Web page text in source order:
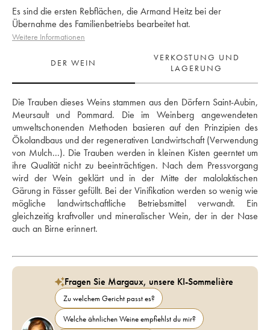
Es sind die ersten Rebflächen, die Armand Heitz bei der
Übernahme des Familienbetriebs bearbeitet hat.
Weitere Informationen
DER WEIN
VERKOSTUNG UND
LAGERUNG
Die Trauben dieses Weins stammen aus den Dörfern Saint-Aubin,
Meursault und Pommard. Die im Weinberg angewendeten
umweltschonenden Methoden basieren auf den Prinzipien des
Ökolandbaus und der regenerativen Landwirtschaft (Verwendung
von Mulch...). Die Trauben werden in kleinen Kisten geerntet um
ihre Qualität nicht zu beeinträchtigen. Nach dem Pressvorgang
wird der Wein geklärt und in der Mitte der malolaktischen
Gärung in Fässer gefüllt. Bei der Vinifikation werden so wenig wie
mögliche landwirtschaftliche Betriebsmittel verwandt. Ein
gleichzeitig kraftvoller und mineralischer Wein, der in der Nase
auch an Birne erinnert.
Fragen Sie Margaux, unsere KI-Sommelière
Zu welchem Gericht passt es?
Welche ähnlichen Weine empfiehlst du mir?